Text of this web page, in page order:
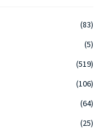
(83)
(5)
(519)
(106)
(64)
(25)